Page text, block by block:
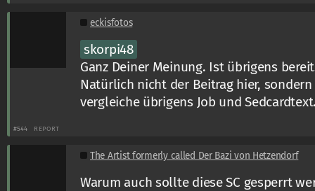
eckisfotos
skorpi48
Ganz Deiner Meinung. Ist übrigens
Natürlich nicht der Beitrag hier, sondern
vergleiche übrigens Job und
#544 REPORT
The Artist formerly called Der Bazi von Hetzendorf
Warum auch sollte diese SC gesperrt